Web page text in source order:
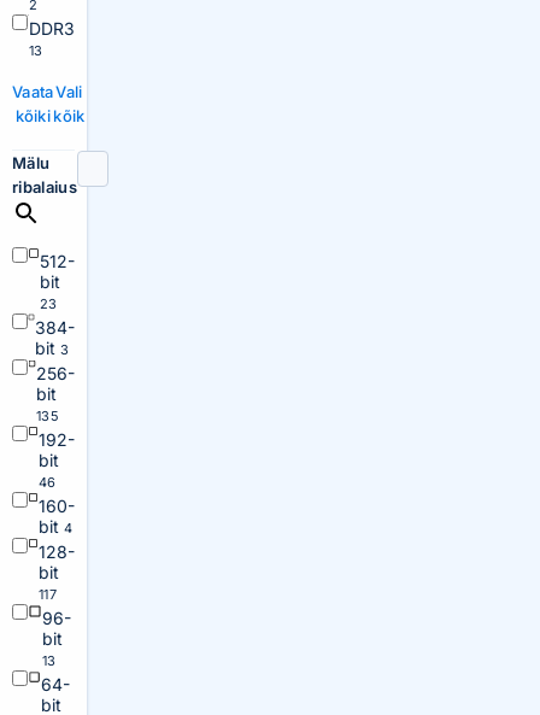
2
DDR3
13
Vaata
kõiki
Vali
kõik
Mälu
ribalaius
512-
bit
23
384-
bit 3
256-
bit
135
192-
bit
46
160-
bit 4
128-
bit
117
96-
bit
13
64-
bit